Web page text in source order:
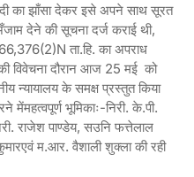
का झाँसा देकर इसे अपने साथ सूरत
देने की सूचना दर्ज कराई थी,
ता.हि. का अपराध
विवेचना दौरान आज 25 मई को
न्यायालय के समक्ष प्रस्तुत किया
मेंमहत्वपूर्ण भूमिकाः-निरी. के.पी.
राजेश पाण्डेय, सउनि फत्तेलाल
म.आर. वैशाली शुक्ला की रही